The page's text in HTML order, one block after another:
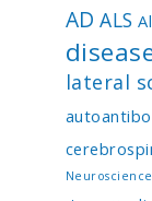
AD ALS
lateral
Neuroscience